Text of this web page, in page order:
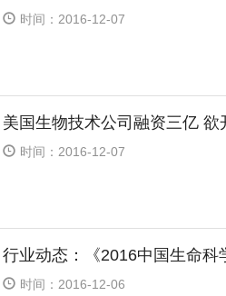
时间：2016-12-07
美国生物技术公司融资三亿
时间：2016-12-07
行业动态：《2016中国生命
时间：2016-12-06